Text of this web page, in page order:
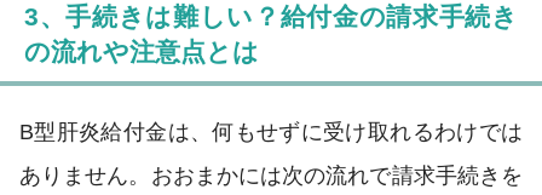
3、手続きは難しい？給付金の請求手続き
の流れや注意点とは
B型肝炎給付金は、何もせずに受け取れるわけでは
ありません。おおまかには次の流れで請求手続きを